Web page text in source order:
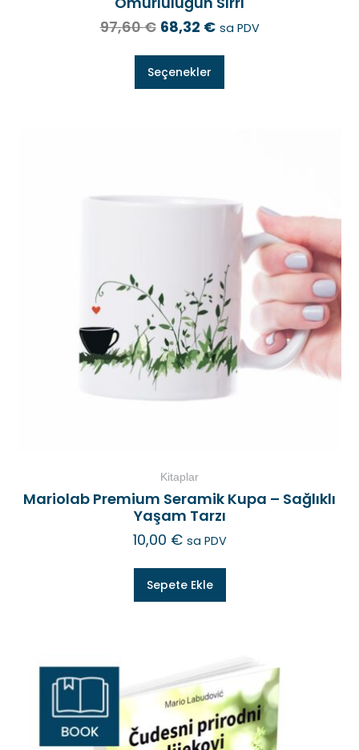
97,60€ 68,32 € sa PDV
Seçenekler
Kitaplar
Mariolab Premium Seramik Kupa – Sağlıklı
Yaşam Tarzı
10,00 € sa PDV
Sepete Ekle